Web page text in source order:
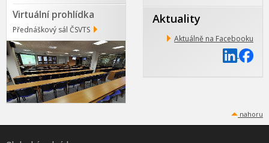
Virtuální prohlídka
Přednáškový sál ČSVTS
Aktuality
Aktuálně na Facebooku
nahoru